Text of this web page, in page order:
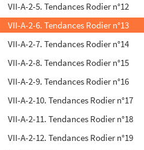
VII-A-2-5. Tendances Rodier n°12
VII-A-2-6. Tendances Rodier n°13
VII-A-2-7. Tendances Rodier n°14
VII-A-2-8. Tendances Rodier n°15
VII-A-2-9. Tendances Rodier n°16
VII-A-2-10. Tendances Rodier n°17
VII-A-2-11. Tendances Rodier n°18
VII-A-2-12. Tendances Rodier n°19